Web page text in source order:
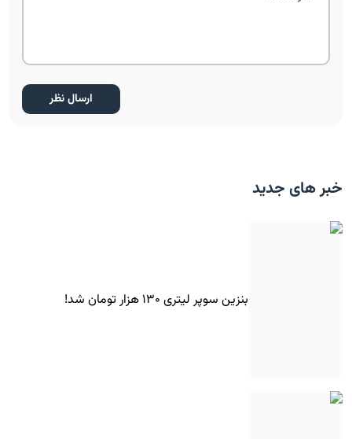
خبر های جدید
بنزین سوپر لیتری ۱۳۰ هزار تومان شد!